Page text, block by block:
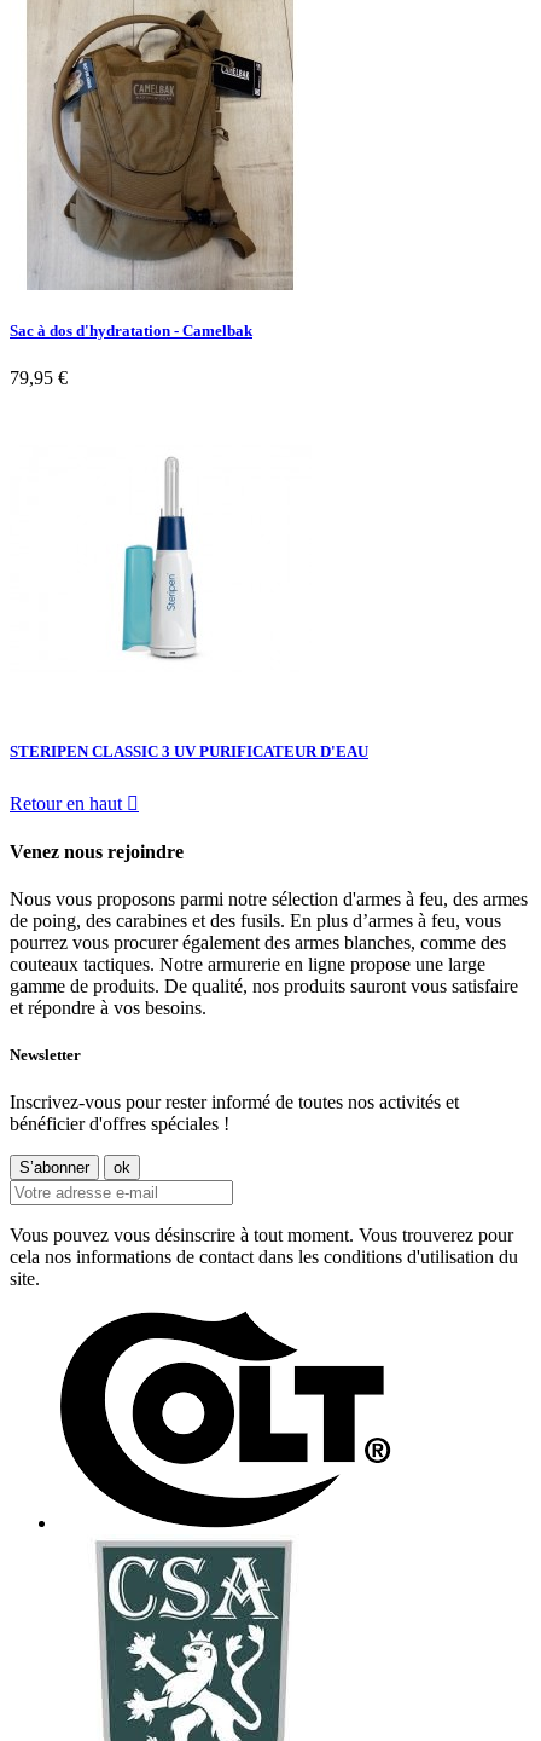
Sac à dos d'hydratation - Camelbak
79,95 €
STERIPEN CLASSIC 3 UV PURIFICATEUR D'EAU
Retour en haut 
Venez nous rejoindre
Nous vous proposons parmi notre sélection d'armes à feu, des armes
de poing, des carabines et des fusils. En plus d’armes à feu, vous
pourrez vous procurer également des armes blanches, comme des
couteaux tactiques. Notre armurerie en ligne propose une large
gamme de produits. De qualité, nos produits sauront vous satisfaire
et répondre à vos besoins.
Newsletter
Inscrivez-vous pour rester informé de toutes nos activités et
bénéficier d'offres spéciales !
Vous pouvez vous désinscrire à tout moment. Vous trouverez pour
cela nos informations de contact dans les conditions d'utilisation du
site.